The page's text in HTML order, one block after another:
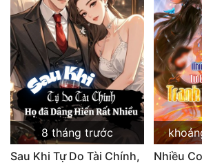
Tu Chân
Tu Tiên
Tội Phạm
Vô Địch
Võ Hiệp
Võng Du
8 tháng trước
Sau Khi Tự Do Tài Chính,
Nhiều